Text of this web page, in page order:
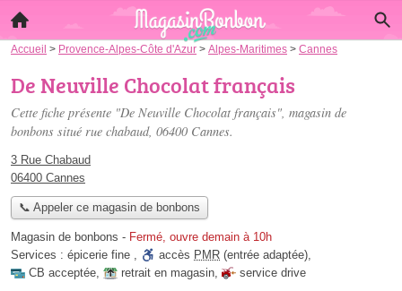
Accueil > Provence-Alpes-Côte d'Azur > Alpes-Maritimes > Cannes
De Neuville Chocolat français
Cette fiche présente "De Neuville Chocolat français", magasin de
bonbons situé rue chabaud, 06400 Cannes.
3 Rue Chabaud
06400 Cannes
📞 Appeler ce magasin de bonbons
Magasin de bonbons - Fermé, ouvre demain à 10h
Services : épicerie fine , accès PMR (entrée adaptée),
CB acceptée, retrait en magasin, service drive